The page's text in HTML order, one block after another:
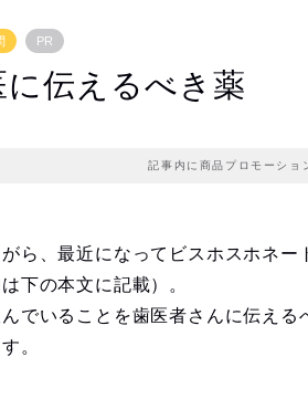
PR
に伝えるべき薬
記事内に商品プロモーショ
ら、最近になってビスホスホネ
下の本文に記載）。
でいることを歯医者さんに伝え
。